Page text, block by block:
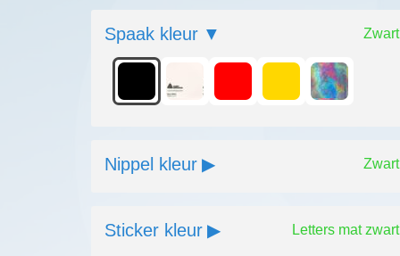
Spaak kleur Zwart
Nippel kleur Zwart
Sticker kleur Letters mat zwart